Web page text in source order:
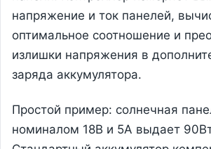
напряжение и ток панелей,
оптимальное соотношение и
излишки напряжения в
заряда аккумулятора.
Простой пример: солнечная
номиналом 18В и 5А выдает